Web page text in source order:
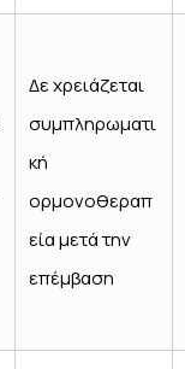
Δε χρειάζεται
συμπληρωματι
κή
ορμονοθεραπ
εία μετά την
επέμβαση